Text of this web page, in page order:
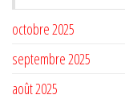
octobre 2025
septembre 2025
août 2025